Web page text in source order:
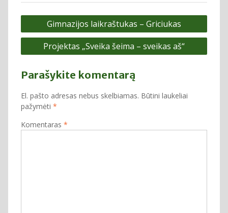
Navigacija
tarp
įrašų
Gimnazijos laikraštukas – Griciukas
Projektas „Sveika šeima – sveikas aš“
Parašykite komentarą
El. pašto adresas nebus skelbiamas. Būtini laukeliai
pažymėti *
Komentaras *